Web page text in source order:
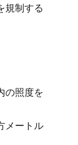
規制する
の照度を
メートル